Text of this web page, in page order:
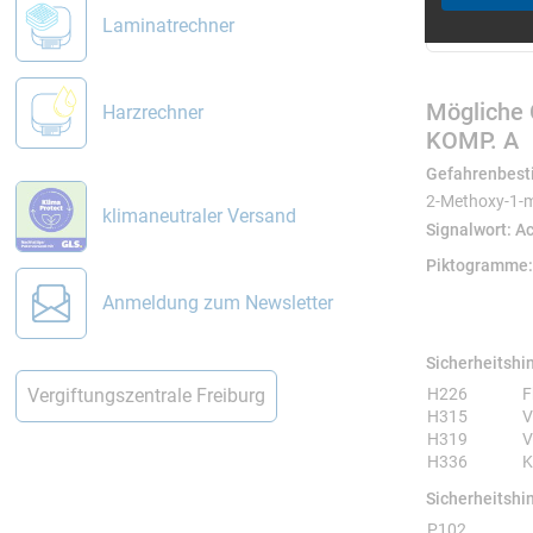
Laminatrechner
Harzrechner
klimaneutraler Versand
Anmeldung zum Newsletter
Vergiftungszentrale Freiburg
Für
arbeiten.
Mögliche
KOMP. A
2-Methoxy-1-
Signalwort:
Piktogramme:
H226
H315
H319
H336